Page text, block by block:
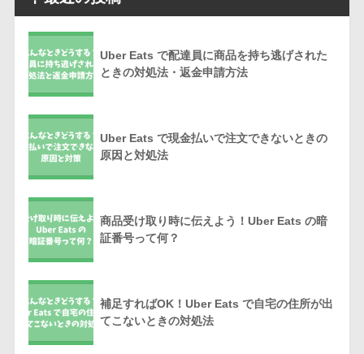
Uber Eats で配達員に商品を持ち逃げされた
ときの対処法・返金申請方法
Uber Eats で現金払いで注文できないときの
原因と対処法
商品受け取り時に伝えよう！Uber Eats の暗
証番号って何？
補足すればOK！Uber Eats で自宅の住所が出
てこないときの対処法